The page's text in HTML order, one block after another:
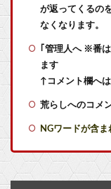
「ニカニカの実」
マジュニアっての
が返ってくるの
なくなります。
｢管理人へ ※番
ます
↑コメント欄へ
荒らしへのコメ
NGワードが含